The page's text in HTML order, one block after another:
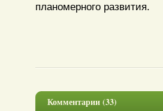
планомерного развития.
Комментарии (33)